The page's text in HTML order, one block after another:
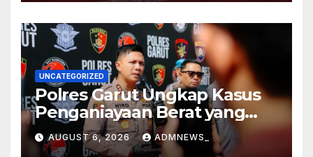
UNCATEGORIZED
Polres Garut Ungkap Kasus
Penganiayaan Berat yang
Mengakibatkan Korban
Meninggal Dunia
AUGUST 6, 2026 ADMNEWS_